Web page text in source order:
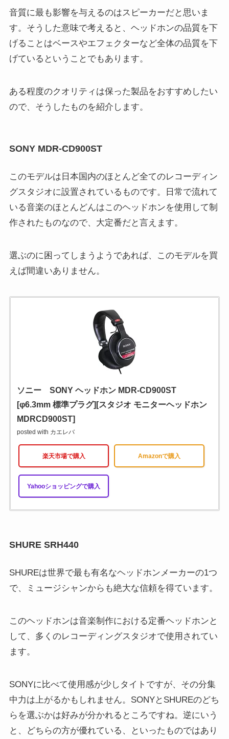
音質に最も影響を与えるのはスピーカーだと思いま
す。そうした意味で考えると、ヘッドホンの品質を下
げることはベースやエフェクターなど全体の品質を下
げているということでもあります。
ある程度のクオリティは保った製品をおすすめしたい
ので、そうしたものを紹介します。
SONY MDR-CD900ST
このモデルは日本国内のほとんど全てのレコーディン
グスタジオに設置されているものです。日常で流れて
いる音楽のほとんどんはこのヘッドホンを使用して制
作されたものなので、大定番だと言えます。
選ぶのに困ってしまうようであれば、このモデルを買
えば間違いありません。
ソニー SONY ヘッドホン MDR-CD900ST
[φ6.3mm 標準プラグ][スタジオ モニターヘッドホン
MDRCD900ST]
posted with カエレバ
楽天市場で購入 Amazonで購入
Yahooショッピングで購入
SHURE SRH440
SHUREは世界で最も有名なヘッドホンメーカーの1つ
で、ミュージシャンからも絶大な信頼を得ています。
このヘッドホンは音楽制作における定番ヘッドホンと
して、多くのレコーディングスタジオで使用されてい
ます。
SONYに比べて使用感が少しタイトですが、その分集
中力は上がるかもしれません。SONYとSHUREのどち
らを選ぶかは好みが分かれるところですね。逆にいう
と、どちらの方が優れている、といったものではあり